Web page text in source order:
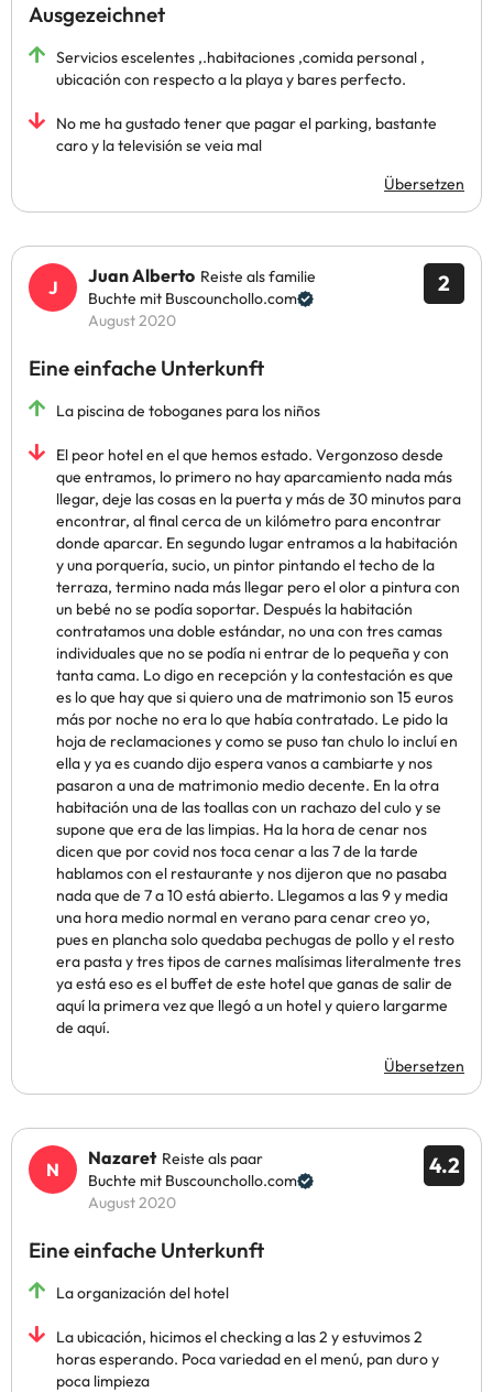
Ausgezeichnet
Servicios escelentes ,.habitaciones ,comida personal ,
ubicación con respecto a la playa y bares perfecto.
No me ha gustado tener que pagar el parking, bastante
caro y la televisión se veia mal
Übersetzen
2
Juan Alberto Reiste als familie
Buchte mit Buscounchollo.com
August 2020
Eine einfache Unterkunft
La piscina de toboganes para los niños
El peor hotel en el que hemos estado. Vergonzoso desde
que entramos, lo primero no hay aparcamiento nada más
llegar, deje las cosas en la puerta y más de 30 minutos para
encontrar, al final cerca de un kilómetro para encontrar
donde aparcar. En segundo lugar entramos a la habitación
y una porquería, sucio, un pintor pintando el techo de la
terraza, termino nada más llegar pero el olor a pintura con
un bebé no se podía soportar. Después la habitación
contratamos una doble estándar, no una con tres camas
individuales que no se podía ni entrar de lo pequeña y con
tanta cama. Lo digo en recepción y la contestación es que
es lo que hay que si quiero una de matrimonio son 15 euros
más por noche no era lo que había contratado. Le pido la
hoja de reclamaciones y como se puso tan chulo lo incluí en
ella y ya es cuando dijo espera vanos a cambiarte y nos
pasaron a una de matrimonio medio decente. En la otra
habitación una de las toallas con un rachazo del culo y se
supone que era de las limpias. Ha la hora de cenar nos
dicen que por covid nos toca cenar a las 7 de la tarde
hablamos con el restaurante y nos dijeron que no pasaba
nada que de 7 a 10 está abierto. Llegamos a las 9 y media
una hora medio normal en verano para cenar creo yo,
pues en plancha solo quedaba pechugas de pollo y el resto
era pasta y tres tipos de carnes malísimas literalmente tres
ya está eso es el buffet de este hotel que ganas de salir de
aquí la primera vez que llegó a un hotel y quiero largarme
de aquí.
Übersetzen
4.2
Nazaret Reiste als paar
Buchte mit Buscounchollo.com
August 2020
Eine einfache Unterkunft
La organización del hotel
La ubicación, hicimos el checking a las 2 y estuvimos 2
horas esperando. Poca variedad en el menú, pan duro y
poca limpieza